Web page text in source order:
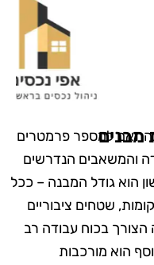
מבניםלמספר פרמטרים
והמשאבים הנדרשים
הוא גודל המבנה – ככל
שטחים ציבוריים
הצורך בכוח עבודה רב
הוא מורכבות